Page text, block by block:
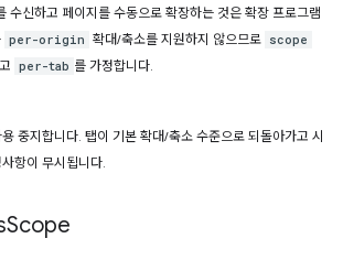
수신하고 페이지를 수동으로 확장하는 것은 확장 프로그램
per-origin 확대/축소를 지원하지 않으므로 scope
per-tab 를 가정합니다.
중지합니다. 탭이 기본 확대/축소 수준으로 되돌아가고 시
항이 무시됩니다.
Scope